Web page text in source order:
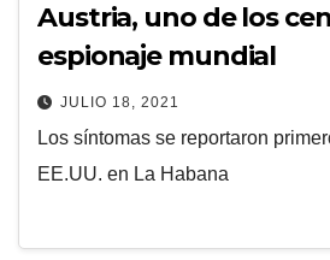
Austria, uno de los
espionaje mundial
JULIO 18, 2021
Los síntomas se reportaron
EE.UU. en La Habana